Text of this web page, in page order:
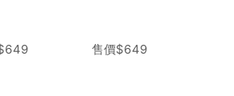
649 售價$649